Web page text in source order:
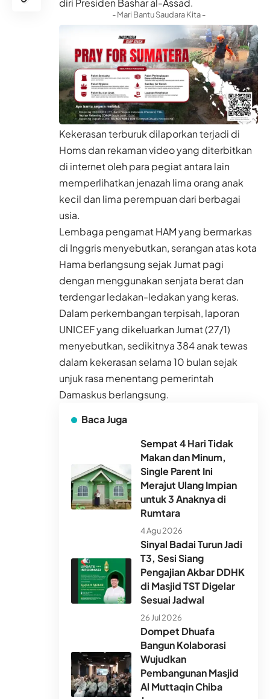
diri Presiden Bashar al-Assad.
- Mari Bantu Saudara Kita -
Kekerasan terburuk dilaporkan terjadi di
Homs dan rekaman video yang diterbitkan
di internet oleh para pegiat antara lain
memperlihatkan jenazah lima orang anak
kecil dan lima perempuan dari berbagai
usia.
Lembaga pengamat HAM yang bermarkas
di Inggris menyebutkan, serangan atas kota
Hama berlangsung sejak Jumat pagi
dengan menggunakan senjata berat dan
terdengar ledakan-ledakan yang keras.
Dalam perkembangan terpisah, laporan
UNICEF yang dikeluarkan Jumat (27/1)
menyebutkan, sedikitnya 384 anak tewas
dalam kekerasan selama 10 bulan sejak
unjuk rasa menentang pemerintah
Damaskus berlangsung.
Baca Juga
Sempat 4 Hari Tidak
Makan dan Minum,
Single Parent Ini
Merajut Ulang Impian
untuk 3 Anaknya di
Rumtara
4 Agu 2026
Sinyal Badai Turun Jadi
T3, Sesi Siang
Pengajian Akbar DDHK
di Masjid TST Digelar
Sesuai Jadwal
26 Jul 2026
Dompet Dhuafa
Bangun Kolaborasi
Wujudkan
Pembangunan Masjid
Al Muttaqin Chiba